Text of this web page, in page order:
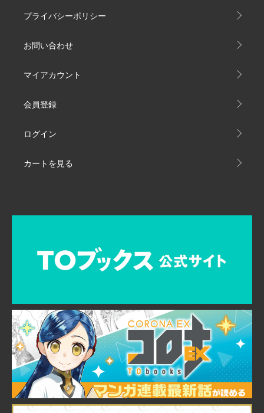
プライバシーポリシー
お問い合わせ
マイアカウント
会員登録
ログイン
カートを見る